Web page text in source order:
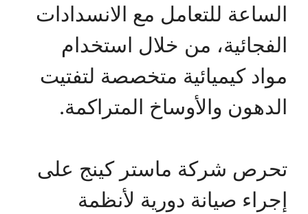
الساعة للتعامل مع الانسدادات
الفجائية، من خلال استخدام
مواد كيميائية متخصصة لتفتيت
الدهون والأوساخ المتراكمة.
تحرص شركة ماستر كينج على
إجراء صيانة دورية لأنظمة